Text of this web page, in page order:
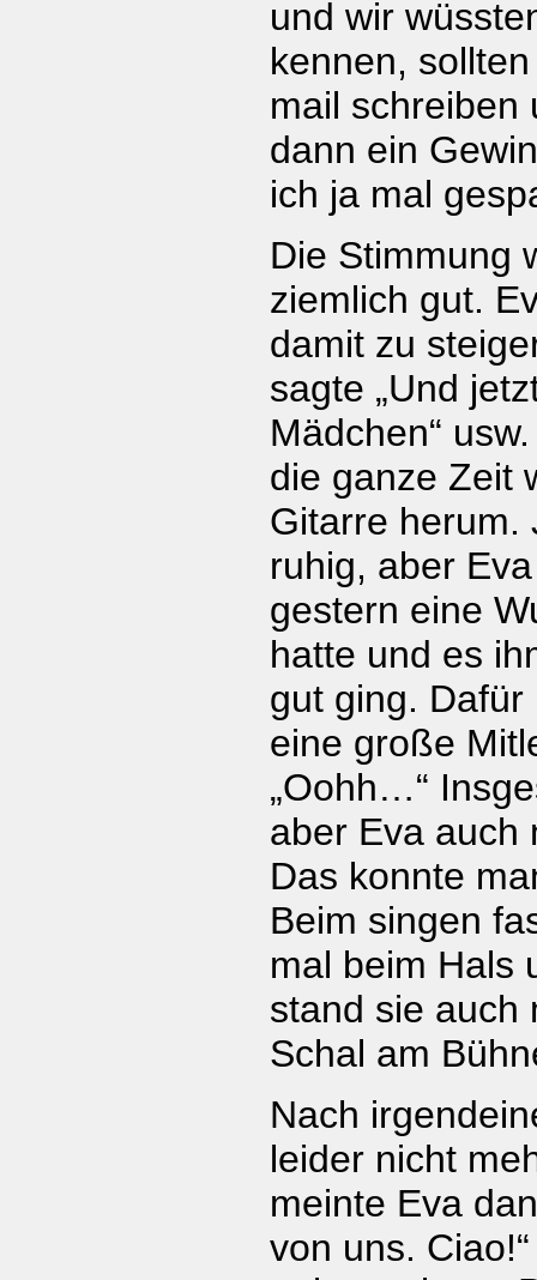
und wir
kennen,
mail schreiben
dann ein
ich ja mal
Die Stimmung
ziemlich gut.
damit zu
sagte „Und
Mädchen“
die ganze Zeit
Gitarre herum.
ruhig, aber
gestern eine
hatte und es
gut ging.
eine große
„Oohh…“
aber Eva auch
Das konnte
Beim singen
mal beim Hals
stand sie auch
Schal am
Nach
leider nicht
meinte Eva
von uns.